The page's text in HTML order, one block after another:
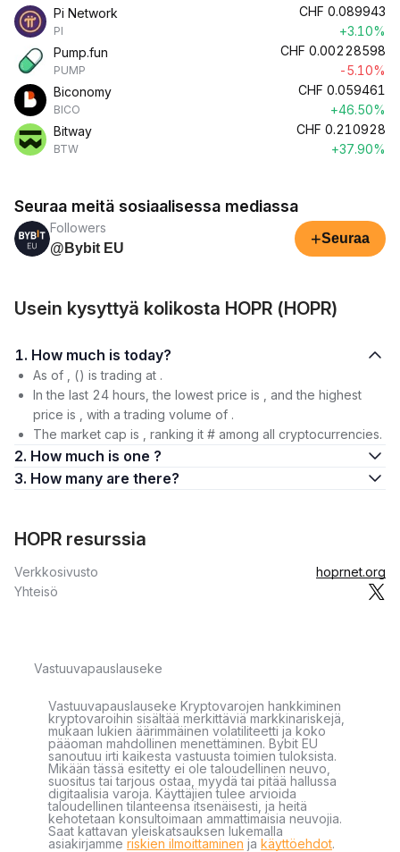
Pi Network
PI
CHF 0.089943
+3.10%
Pump.fun
PUMP
CHF 0.00228598
-5.10%
Biconomy
BICO
CHF 0.059461
+46.50%
Bitway
BTW
CHF 0.210928
+37.90%
Seuraa meitä sosiaalisessa mediassa
Followers
@Bybit EU
+Seuraa
Usein kysyttyä kolikosta HOPR (HOPR)
1. How much is today?
As of , () is trading at .
In the last 24 hours, the lowest price is , and the highest
price is , with a trading volume of .
The market cap is , ranking it # among all cryptocurrencies.
2. How much is one ?
3. How many are there?
HOPR resurssia
Verkkosivusto
hoprnet.org
Yhteisö
Vastuuvapauslauseke
Vastuuvapauslauseke Kryptovarojen hankkiminen
kryptovaroihin sisältää merkittäviä markkinariskejä,
mukaan lukien äärimmäinen volatiliteetti ja koko
pääoman mahdollinen menettäminen. Bybit EU
sanoutuu irti kaikesta vastuusta toimien tuloksista.
Mikään tässä esitetty ei ole taloudellinen neuvo,
suositus tai tarjous ostaa, myydä tai pitää hallussa
digitaalisia varoja. Käyttäjien tulee arvioida
taloudellinen tilanteensa itsenäisesti, ja heitä
kehotetaan konsultoimaan ammattimaisia neuvojia.
Saat kattavan yleiskatsauksen lukemalla
asiakirjamme riskien ilmoittaminen ja käyttöehdot.